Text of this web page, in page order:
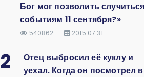
Бог мог позволить случиться
событиям 11 сентября?»
540862 2015.07.31
2
Отец выбросил её куклу и
уехал. Когда он посмотрел в